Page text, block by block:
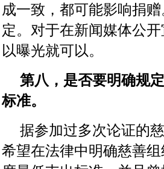
成一致，都可能影响捐
定。对于在新闻媒体公
以曝光就可以。
第八，是否要明确规
标准。
据参加过多次论证的
希望在法律中明确慈善